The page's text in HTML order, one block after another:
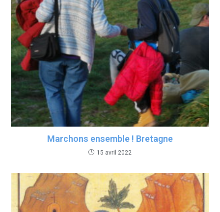
Marchons ensemble ! Bretagne
15 avril 2022